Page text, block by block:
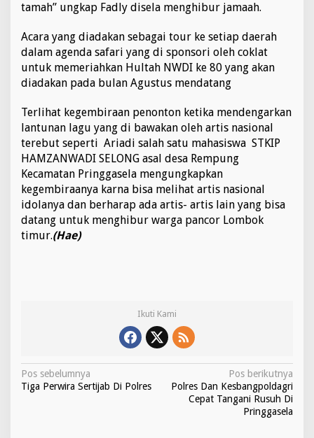
tamah” ungkap Fadly disela menghibur jamaah.
Acara yang diadakan sebagai tour ke setiap daerah
dalam agenda safari yang di sponsori oleh coklat
untuk memeriahkan Hultah NWDI ke 80 yang akan
diadakan pada bulan Agustus mendatang
Terlihat kegembiraan penonton ketika mendengarkan
lantunan lagu yang di bawakan oleh artis nasional
terebut seperti Ariadi salah satu mahasiswa STKIP
HAMZANWADI SELONG asal desa Rempung
Kecamatan Pringgasela mengungkapkan
kegembiraanya karna bisa melihat artis nasional
idolanya dan berharap ada artis- artis lain yang bisa
datang untuk menghibur warga pancor Lombok
timur.(Hae)
Ikuti Kami
N
a
Pos sebelumnya
Tiga Perwira Sertijab Di Polres
Pos berikutnya
Polres Dan Kesbangpoldagri
Cepat Tangani Rusuh Di
Pringgasela